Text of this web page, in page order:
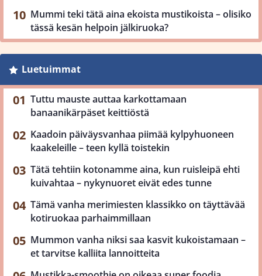
Mummi teki tätä aina ekoista mustikoista – olisiko
tässä kesän helpoin jälkiruoka?
Luetuimmat
Tuttu mauste auttaa karkottamaan
banaanikärpäset keittiöstä
Kaadoin päiväysvanhaa piimää kylpyhuoneen
kaakeleille – teen kyllä toistekin
Tätä tehtiin kotonamme aina, kun ruisleipä ehti
kuivahtaa – nykynuoret eivät edes tunne
Tämä vanha merimiesten klassikko on täyttävää
kotiruokaa parhaimmillaan
Mummon vanha niksi saa kasvit kukoistamaan –
et tarvitse kalliita lannoitteita